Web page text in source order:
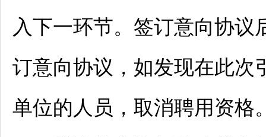
入下一环节。签订意向协
订意向协议，如发现在此次
单位的人员，取消聘用资格